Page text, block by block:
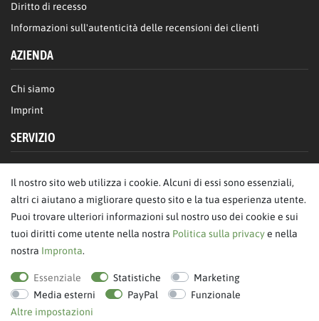
Diritto di recesso
Informazioni sull'autenticità delle recensioni dei clienti
AZIENDA
Chi siamo
Imprint
SERVIZIO
Contattaci
Privacy
Termini & Condizioni
revoca dell'ordine
Il nostro sito web utilizza i cookie. Alcuni di essi sono essenziali,
altri ci aiutano a migliorare questo sito e la tua esperienza utente.
Puoi trovare ulteriori informazioni sul nostro uso dei cookie e sui
tuoi diritti come utente nella nostra Politica sulla privacye nella
nostra Impronta.
Essenziale Statistiche
Marketing
Media esterni
PayPal
Funzionale
Altre impostazioni